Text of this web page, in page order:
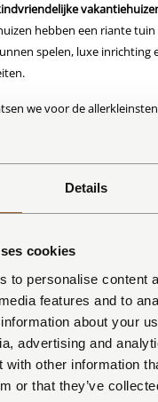
Details
cookies
to personalise content
features and to
about your
advertising and
with other information
or that they’ve
hebben een riante tuin
spelen, luxe inrichting
we voor de
traphekje of
genieten in
van Dutchen liggen op
heerlijk kunnen genieten
zoeken op de brede
fietsen door het bos